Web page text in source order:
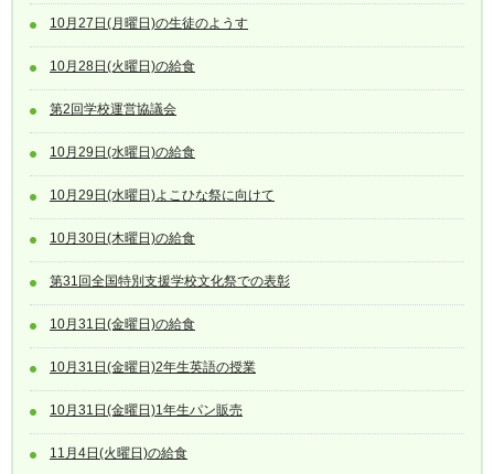
10月27日(月曜日)の生徒のようす
10月28日(火曜日)の給食
第2回学校運営協議会
10月29日(水曜日)の給食
10月29日(水曜日)よこひな祭に向けて
10月30日(木曜日)の給食
第31回全国特別支援学校文化祭での表彰
10月31日(金曜日)の給食
10月31日(金曜日)2年生英語の授業
10月31日(金曜日)1年生パン販売
11月4日(火曜日)の給食